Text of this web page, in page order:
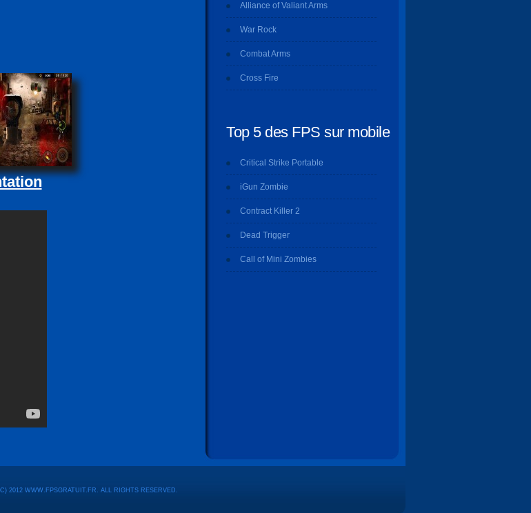
Alliance of Valiant Arms
War Rock
Combat Arms
Cross Fire
Top 5 des FPS sur mobile
Critical Strike Portable
iGun Zombie
Contract Killer 2
Dead Trigger
Call of Mini Zombies
2012 WWW.FPSGRATUIT.FR. ALL RIGHTS RESERVED.